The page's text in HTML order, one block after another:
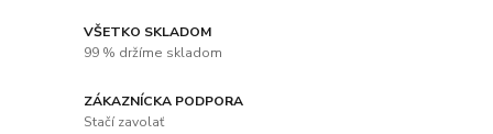
VŠETKO SKLADOM
99 % držíme skladom
ZÁKAZNÍCKA PODPORA
Stačí zavolať